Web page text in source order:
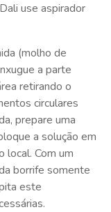
use aspirador
(molho de
a parte
retirando o
circulares
prepare uma
a solução em
local. Com um
borrife somente
este